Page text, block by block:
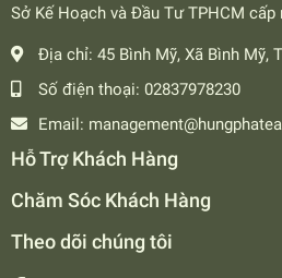
Sở Kế Hoạch và Đầu Tư TPHCM cấp
Địa chỉ: 45 Bình Mỹ, Xã Bình Mỹ,
Số điện thoại: 02837978230
Email:
Hỗ Trợ Khách Hàng
Chăm Sóc Khách Hàng
Theo dõi chúng tôi